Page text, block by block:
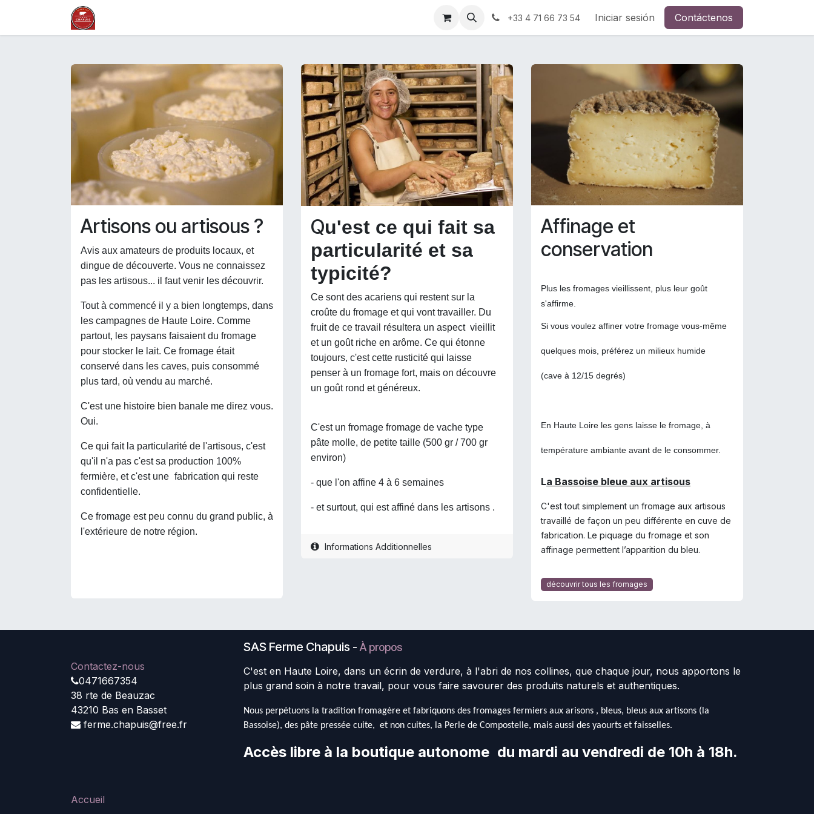
marchés hiver 2021 Contactez-nous La presse en parle visite-à-la-ferme
+33 4 71 66 73 54 Iniciar sesión Contáctenos
Artisons ou artisous ?
Avis aux amateurs de produits locaux, et
dingue de découverte. Vous ne connaissez
pas les artisous... il faut venir les découvrir.
Tout à commencé il y a bien longtemps, dans
les campagnes de Haute Loire. Comme
partout, les paysans faisaient du fromage
pour stocker le lait. Ce fromage était
conservé dans les caves, puis consommé
plus tard, où vendu au marché.
C'est une histoire bien banale me direz vous.
Oui.
Ce qui fait la particularité de l'artisous, c'est
qu'il n'a pas c'est sa production 100%
fermière, et c'est une fabrication qui reste
confidentielle.
Ce fromage est peu connu du grand public, à
l'extérieure de notre région.
Qu'est ce qui fait sa
particularité et sa
typicité?
Ce sont des acariens qui restent sur la
croûte du fromage et qui vont travailler. Du
fruit de ce travail résultera un aspect vieillit
et un goût riche en arôme. Ce qui étonne
toujours, c'est cette rusticité qui laisse
penser à un fromage fort, mais on découvre
un goût rond et généreux.
C'est un fromage fromage de vache type
pâte molle, de petite taille (500 gr / 700 gr
environ)
- que l'on affine 4 à 6 semaines
- et surtout, qui est affiné dans les artisons .
Informations Additionnelles
Affinage et
conservation
Plus les fromages vieillissent, plus leur goût
s'affirme.
Si vous voulez affiner votre fromage vous-même
quelques mois, préférez un milieux humide
(cave à 12/15 degrés)
En Haute Loire les gens laisse le fromage, à
température ambiante avant de le consommer.
La Bassoise bleue aux artisous
C'est tout simplement un fromage aux artisous
travaillé de façon un peu différente en cuve de
fabrication. Le piquage du fromage et son
affinage permettent l’apparition du bleu.
découvrir tous les fromages
Contactez-nous
0471667354
38 rte de Beauzac
43210 Bas en Basset
ferme.chapuis@free.fr
SAS Ferme Chapuis - À propos
C'est en Haute Loire, dans un écrin de verdure, à l'abri de nos collines, que chaque jour, nous apportons le
plus grand soin à notre travail, pour vous faire savourer des produits naturels et authentiques.
Nous perpétuons la tradition fromagère et fabriquons des fromages fermiers aux arisons , bleus, bleus aux artisons (la
Bassoise), des pâte pressée cuite, et non cuites, la Perle de Compostelle, mais aussi des yaourts et faisselles.
Accès libre à la boutique autonome du mardi au vendredi de 10h à 18h.
Accueil